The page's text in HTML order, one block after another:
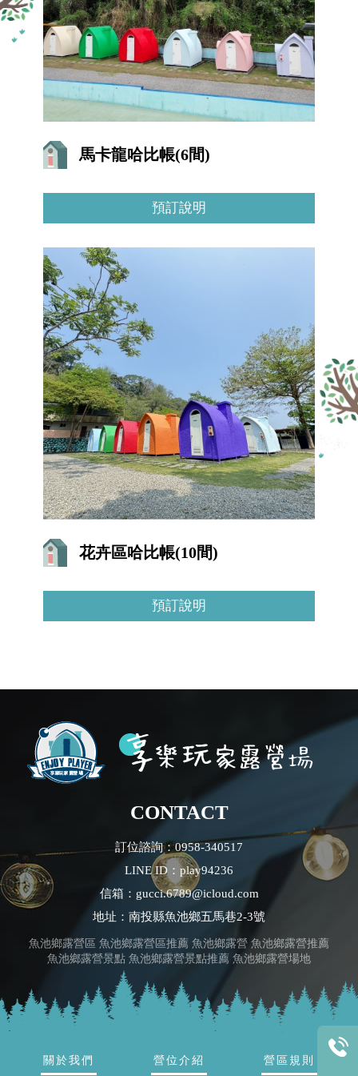
馬卡龍哈比帳(6間)
預訂說明
花卉區哈比帳(10間)
預訂說明
CONTACT
訂位諮詢：0958-340517
LINE ID：play94236
信箱：gucci.6789@icloud.com
地址：南投縣魚池鄉五馬巷2-3號
魚池鄉露營區 魚池鄉露營區推薦 魚池鄉露營 魚池鄉露營推薦
魚池鄉露營景點 魚池鄉露營景點推薦 魚池鄉露營場地
關於我們 營位介紹 營區規則